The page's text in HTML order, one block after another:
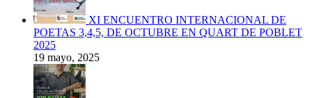
XI ENCUENTRO INTERNACIONAL DE
POETAS 3,4,5, DE OCTUBRE EN QUART DE POBLET
2025
19 mayo, 2025